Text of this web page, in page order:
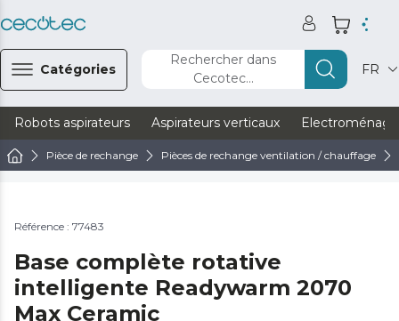
Catégories
Rechercher dans
Cecotec...
FR
Robots aspirateurs Aspirateurs verticaux
Pièce de rechange Pièces de rechange ventilation / chauffage
Référence : 77483
Base complète rotative
intelligente Readywarm 2070
Max Ceramic